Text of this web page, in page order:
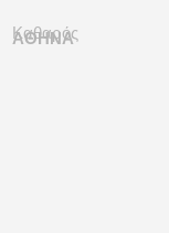
Καθαρός